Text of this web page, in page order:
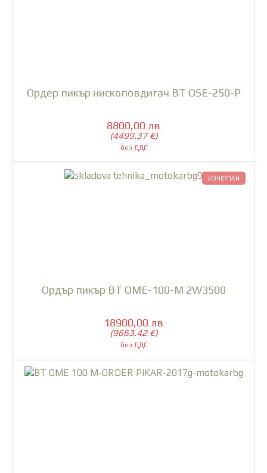
Ордер пикър нископовдигач BT OSE-250-P
8800,00 лв
(4499.37 €)
ИЗЧЕРПАН
Ордър пикър BT OME-100-M 2W3500
18900,00 лв
(9663.42 €)